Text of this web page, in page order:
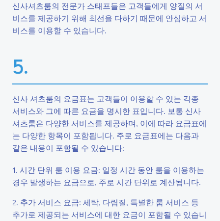
신사셔츠룸의 전문가 스태프들은 고객들에게 양질의 서
비스를 제공하기 위해 최선을 다하기 때문에 안심하고 서
비스를 이용할 수 있습니다.
5.
신사 셔츠룸의 요금표는 고객들이 이용할 수 있는 각종
서비스와 그에 따른 요금을 명시한 표입니다. 보통 신사
셔츠룸은 다양한 서비스를 제공하며, 이에 따라 요금표에
는 다양한 항목이 포함됩니다. 주로 요금표에는 다음과
같은 내용이 포함될 수 있습니다:
1. 시간 단위 룸 이용 요금: 일정 시간 동안 룸을 이용하는
경우 발생하는 요금으로, 주로 시간 단위로 계산됩니다.
2. 추가 서비스 요금: 세탁, 다림질, 특별한 룸 서비스 등
추가로 제공되는 서비스에 대한 요금이 포함될 수 있습니